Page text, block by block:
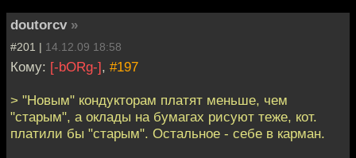
doutorcv »
#201 | 14.12.09 18:58
Кому: [-bORg-], #197
> "Новым" кондукторам платят меньше, чем
"старым", а оклады на бумагах рисуют теже, кот.
платили бы "старым". Остальное - себе в карман.